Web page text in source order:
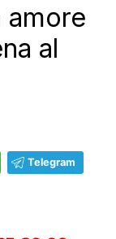
amore
al
Telegram